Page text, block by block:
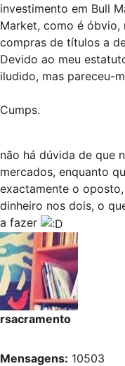
investimento em Bull
Market, como é óbvio,
compras de títulos a
Devido ao meu
iludido, mas pareceu-
Cumps.
não há dúvida de que
mercados, enquanto
exactamente o
dinheiro nos dois, o
a fazer
rsacramento
Mensagens: 10503